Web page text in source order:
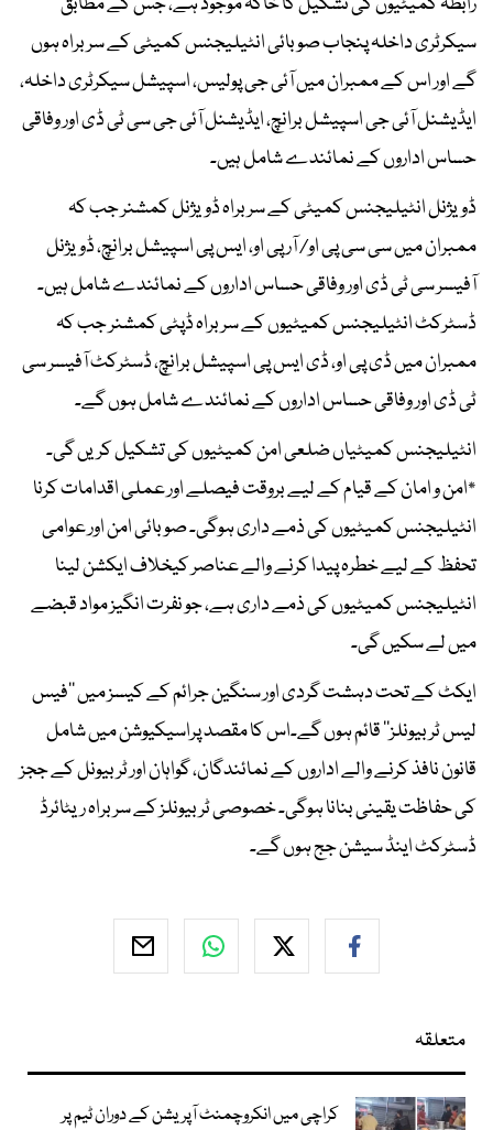
سیکرٹری داخلہ پنجاب صوبائی انٹیلیجنس کمیٹی کے سربراہ ہوں
گے اور اس کے ممبران میں آئی جی پولیس، اسپیشل سیکرٹری داخلہ،
ایڈیشنل آئی جی اسپیشل برانچ، ایڈیشنل آئی جی سی ٹی ڈی اور وفاقی
حساس اداروں کے نمائندے شامل ہیں۔
ڈویژنل انٹیلیجنس کمیٹی کے سربراہ ڈویژنل کمشنر جب کہ
ممبران میں سی سی پی او/ آر پی او، ایس پی اسپیشل برانچ، ڈویژنل
آفیسر سی ٹی ڈی اور وفاقی حساس اداروں کے نمائندے شامل ہیں۔
ڈسٹرکٹ انٹیلیجنس کمیٹیوں کے سربراہ ڈپٹی کمشنر جب کہ
ممبران میں ڈی پی او، ڈی ایس پی اسپیشل برانچ، ڈسٹرکٹ آفیسر سی
ٹی ڈی اور وفاقی حساس اداروں کے نمائندے شامل ہوں گے۔
انٹیلیجنس کمیٹیاں ضلعی امن کمیٹیوں کی تشکیل کریں گی۔
*امن و امان کے قیام کے لیے بروقت فیصلے اور عملی اقدامات کرنا
انٹیلیجنس کمیٹیوں کی ذمے داری ہوگی۔ صوبائی امن اور عوامی
تحفظ کے لیے خطرہ پیدا کرنے والے عناصر کیخلاف ایکشن لینا
انٹیلیجنس کمیٹیوں کی ذمے داری ہے، جو نفرت انگیز مواد قبضے
میں لے سکیں گی۔
ایکٹ کے تحت دہشت گردی اور سنگین جرائم کے کیسز میں ’’فیس
لیس ٹربیونلز‘‘ قائم ہوں گے۔اس کا مقصد پراسیکیوشن میں شامل
قانون نافذ کرنے والے اداروں کے نمائندگان، گواہان اور ٹربیونل کے ججز
کی حفاظت یقینی بنانا ہوگی۔ خصوصی ٹربیونلز کے سربراہ ریٹائرڈ
ڈسٹرکٹ اینڈ سیشن جج ہوں گے۔
متعلقہ
کراچی میں انکروچمنٹ آپریشن کے دوران ٹیم پر